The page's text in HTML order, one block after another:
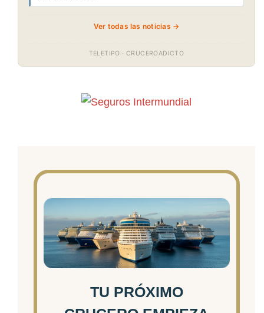
Ver todas las noticias →
TELETIPO · CRUCEROADICTO